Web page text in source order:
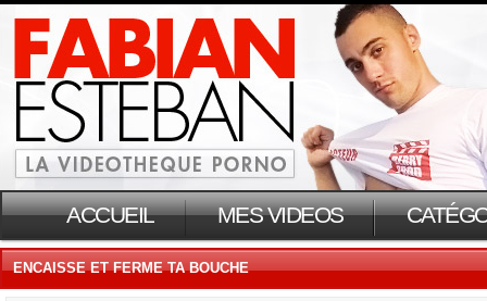
ACCUEIL MES VIDEOS
ENCAISSE ET FERME TA BOUCHE